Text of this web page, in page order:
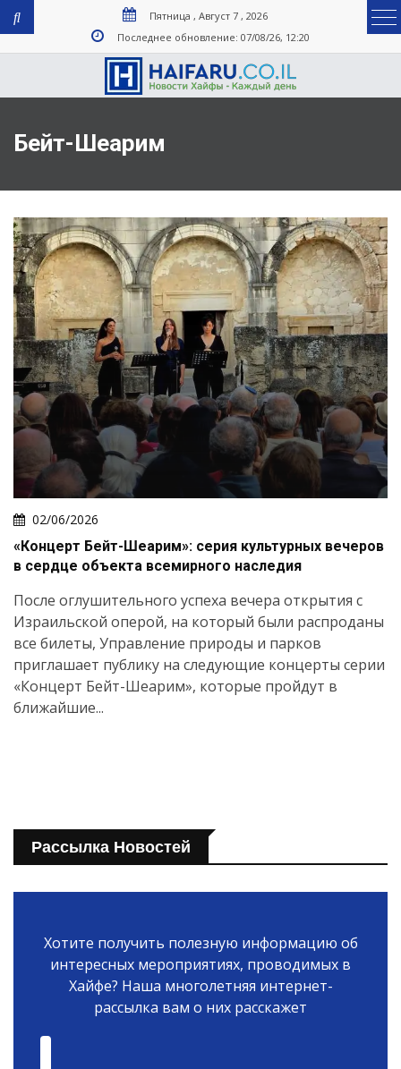
Пятница , Август 7 , 2026
Последнее обновление: 07/08/26, 12:20
Бейт-Шеарим
02/06/2026
«Концерт Бейт-Шеарим»: серия культурных вечеров
в сердце объекта всемирного наследия
После оглушительного успеха вечера открытия с
Израильской оперой, на который были распроданы
все билеты, Управление природы и парков
приглашает публику на следующие концерты серии
«Концерт Бейт-Шеарим», которые пройдут в
ближайшие...
Рассылка Новостей
Хотите получить полезную информацию об
интересных мероприятиях, проводимых в
Хайфе? Наша многолетняя интернет-
рассылка вам о них расскажет